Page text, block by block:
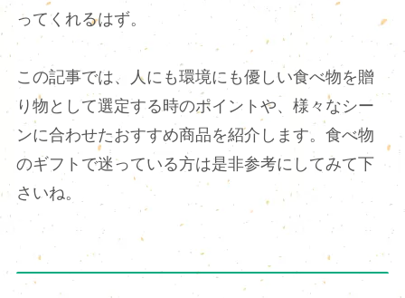
ってくれるはず。
この記事では、人にも環境にも優しい食べ物を贈
り物として選定する時のポイントや、様々なシー
ンに合わせたおすすめ商品を紹介します。食べ物
のギフトで迷っている方は是非参考にしてみて下
さいね。